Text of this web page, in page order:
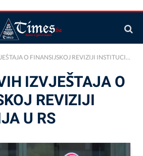
O FINANSIJSKOJ REVIZIJI INSTITUCIJA U RS
IZVJEŠTAJA O
REVIZIJI
U RS